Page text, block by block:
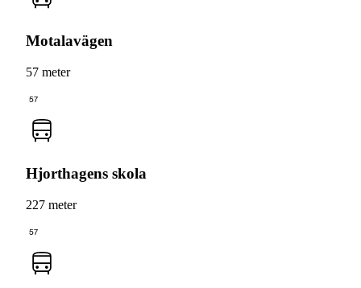
Motalavägen
57 meter
57
Hjorthagens skola
227 meter
57